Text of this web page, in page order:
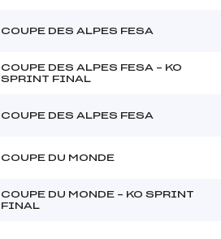
COUPE DES ALPES FESA
COUPE DES ALPES FESA – KO
SPRINT FINAL
COUPE DES ALPES FESA
COUPE DU MONDE
COUPE DU MONDE – KO SPRINT
FINAL